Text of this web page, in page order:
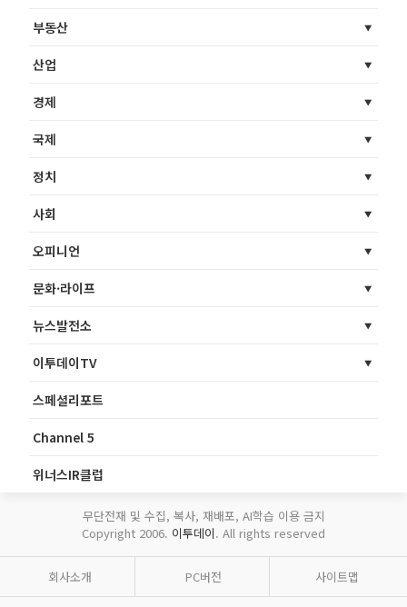
부동산
산업
경제
국제
정치
사회
오피니언
문화·라이프
뉴스발전소
이투데이TV
스페셜리포트
Channel 5
위너스IR클럽
무단전재 및 수집, 복사, 재배포, AI학습 이용 금지
Copyright 2006. 이투데이. All rights reserved
회사소개 PC버전 사이트맵